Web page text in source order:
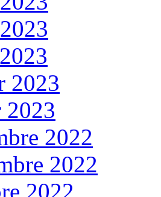
2023
2023
2022
2022
2022